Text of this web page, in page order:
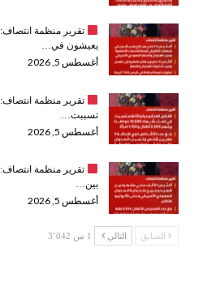
تقرير منظمة انتصاف:
يعيشون في…
أغسطس 5, 2026
تقرير منظمة انتصاف:
تسببت…
أغسطس 5, 2026
تقرير منظمة انتصاف:
بين…
أغسطس 5, 2026
السابق التالي 1 من 3٬042